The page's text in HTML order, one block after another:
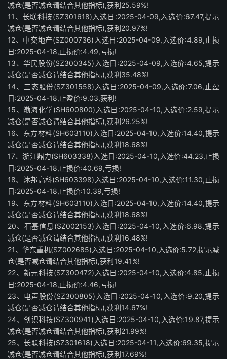
减仓(是否减仓请结合其他指标),获利25.59%!
11、长联科技(SZ301618)入选日:2025-04-09,入选价:67.47,提示
减仓(是否减仓请结合其他指标),获利20.97%!
12、中交地产(SZ000736)入选日:2025-04-09,入选价:4.89,止损
日:2025-04-18,止损价:4.49,亏损!
13、华民股份(SZ300345)入选日:2025-04-09,入选价:4.65,提示
减仓(是否减仓请结合其他指标),获利35.48%!
14、三态股份(SZ301558)入选日:2025-04-09,入选价:7.06,止盈
日:2025-04-18,止盈价:9.03,获利!
15、渤海化学(SH600800)入选日:2025-04-10,入选价:2.59,提示
减仓(是否减仓请结合其他指标),获利26.25%!
16、东方材料(SH603110)入选日:2025-04-10,入选价:14.40,提示
减仓(是否减仓请结合其他指标),获利18.68%!
17、浙江鼎力(SH603338)入选日:2025-04-10,入选价:44.23,止损
日:2025-04-18,止损价:40.69,亏损!
18、沐邦高科(SH603398)入选日:2025-04-10,入选价:11.30,止损
日:2025-04-18,止损价:10.39,亏损!
19、东方材料(SH603110)入选日:2025-04-10,入选价:14.40,提示
减仓(是否减仓请结合其他指标),获利18.68%!
20、石基信息(SZ002153)入选日:2025-04-10,入选价:6.98,提示
减仓(是否减仓请结合其他指标),获利16.48%!
21、华东重机(SZ002685)入选日:2025-04-10,入选价:5.72,提示减
仓(是否减仓请结合其他指标),获利19.41%!
22、新元科技(SZ300472)入选日:2025-04-10,入选价:4.85,止损
日:2025-04-18,止损价:4.46,亏损!
23、电声股份(SZ300805)入选日:2025-04-10,入选价:9.20,提示
减仓(是否减仓请结合其他指标),获利14.67%!
24、创识科技(SZ300941)入选日:2025-04-10,入选价:19.87,提示
减仓(是否减仓请结合其他指标),获利21.99%!
25、长联科技(SZ301618)入选日:2025-04-11,入选价:69.35,提示
减仓(是否减仓请结合其他指标),获利17.69%!